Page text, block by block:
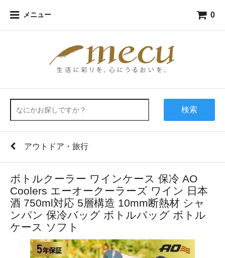
メニュー 0
検索
アウトドア・旅行
ボトルクーラー ワインケース 保冷 AO
Coolers エーオークーラーズ ワイン 日本
酒 750ml対応 5層構造 10mm断熱材 シャ
ンパン 保冷バッグ ボトルバッグ ボトル
ケース ソフト